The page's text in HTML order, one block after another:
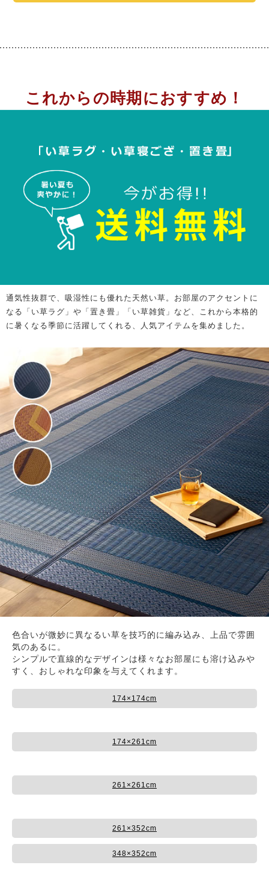
これからの時期におすすめ！
通気性抜群で、吸湿性にも優れた天然い草。お部屋のアクセントに
なる「い草ラグ」や「置き畳」「い草雑貨」など、これから本格的
に暑くなる季節に活躍してくれる、人気アイテムを集めました。
色合いが微妙に異なるい草を技巧的に編み込み、上品で雰囲
気のあるに。
シンプルで直線的なデザインは様々なお部屋にも溶け込みや
すく、おしゃれな印象を与えてくれます。
174×174cm
174×261cm
261×261cm
261×352cm
348×352cm